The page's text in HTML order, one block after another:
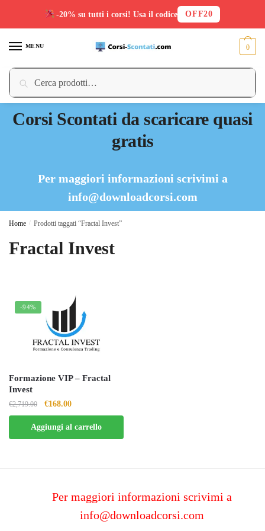
MENU
Cerca:
Cerca
0
Corsi Scontati da scaricare quasi
gratis
Per maggiori informazioni scrivimi a
info@downloadcorsi.com
Home / Prodotti taggati “Fractal Invest”
Fractal Invest
-94%
Formazione VIP – Fractal
Invest
€2,719.00
Il
prezzo
originale
era:
€168.00Il
prezzo
attuale
è:
Aggiungi al carrello
Per maggiori informazioni scrivimi a
info@downloadcorsi.com
-20% su tutti i corsi! Usa il codice OFF20